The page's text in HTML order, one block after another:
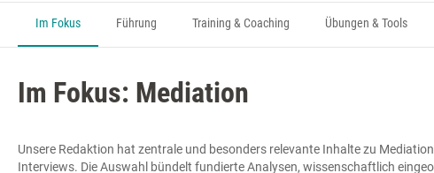
Im Fokus Führung Training & Coaching Übungen & Tools
Im Fokus: Mediation
Unsere Redaktion hat zentrale und besonders relevante Inhalte zu
Interviews. Die Auswahl bündelt fundierte Analysen, wissenschaftlich